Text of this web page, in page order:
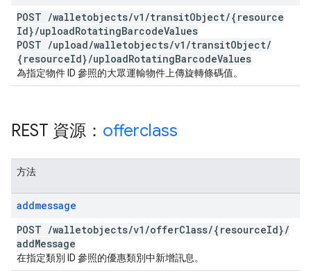
POST /walletobjects/v1 /transitObject/{resource
Id}/uploadRotatingBarcodeValues
POST /upload/walletobjects/v1 /transitObject/
{resourceId}/uploadRotatingBarcodeValues
為指定物件 ID 參照的大眾運輸物件上傳旋轉條碼值。
REST 資源： offerclass
方法
addmessage
POST /walletobjects/v1 /offerClass/{resourceId}/
addMessage
在指定類別 ID 參照的優惠類別中新增訊息。